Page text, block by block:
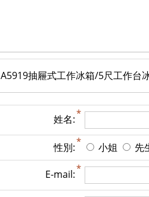
A5919抽屜式工作冰箱/5尺工作台
姓名:
性別: 小姐 先
E-mail: